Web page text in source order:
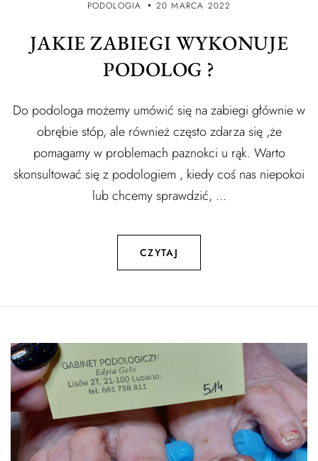
PODOLOGIA 20 MARCA 2022
JAKIE ZABIEGI WYKONUJE
PODOLOG ?
Do podologa możemy umówić się na zabiegi głównie w
obrębie stóp, ale również często zdarza się ,że
pomagamy w problemach paznokci u rąk. Warto
skonsultować się z podologiem , kiedy coś nas niepokoi
lub chcemy sprawdzić, ...
CZYTAJ